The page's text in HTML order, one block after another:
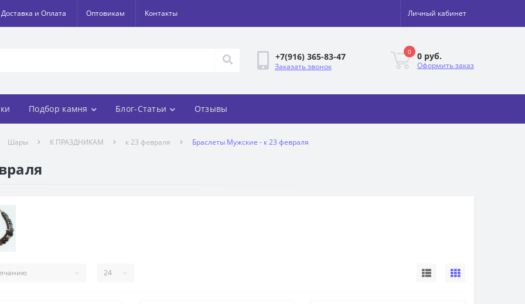
Доставка и Оплата Оптовикам Контакты Личный кабинет
+7(916) 365-83-47
Заказать звонок
0 0 руб.
Оформить заказ
Подбор камня Блог-Статьи Отзывы
Шары К ПРАЗДНИКАМ к 23 февраля Браслеты Мужские - к 23 февраля